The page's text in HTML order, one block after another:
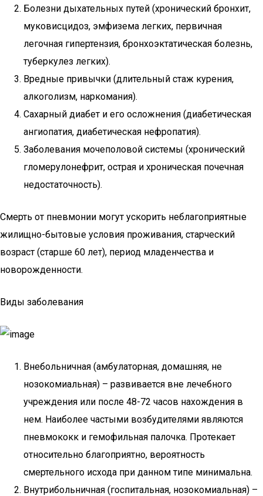
Болезни дыхательных путей (хронический бронхит,
муковисцидоз, эмфизема легких, первичная
легочная гипертензия, бронхоэктатическая болезнь,
туберкулез легких).
Вредные привычки (длительный стаж курения,
алкоголизм, наркомания).
Сахарный диабет и его осложнения (диабетическая
ангиопатия, диабетическая нефропатия).
Заболевания мочеполовой системы (хронический
гломерулонефрит, острая и хроническая почечная
недостаточность).
Смерть от пневмонии могут ускорить неблагоприятные
жилищно-бытовые условия проживания, старческий
возраст (старше 60 лет), период младенчества и
новорожденности.
Виды заболевания
Внебольничная (амбулаторная, домашняя, не
нозокомиальная) – развивается вне лечебного
учреждения или после 48-72 часов нахождения в
нем. Наиболее частыми возбудителями являются
пневмококк и гемофильная палочка. Протекает
относительно благоприятно, вероятность
смертельного исхода при данном типе минимальна.
Внутрибольничная (госпитальная, нозокомиальная) –